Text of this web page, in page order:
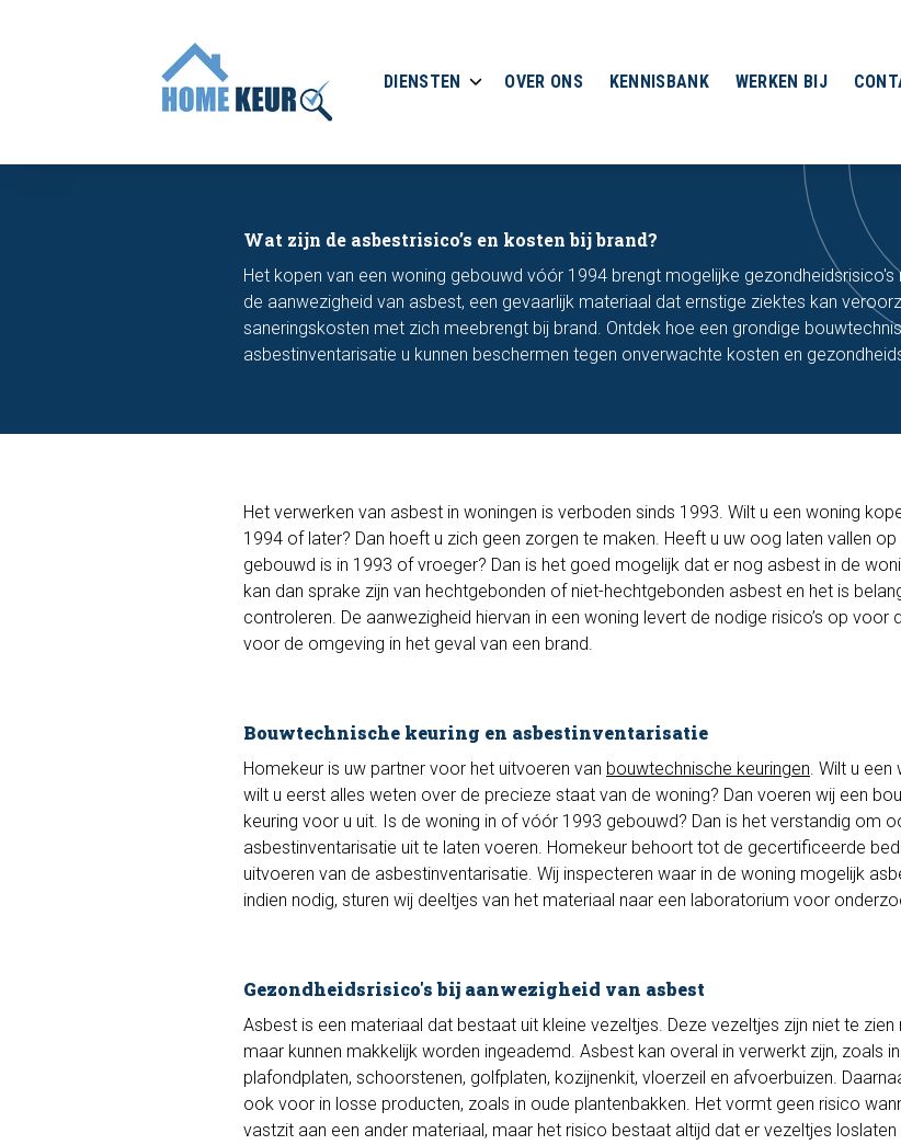
DIENSTEN OVER ONS KENNISBANK WERKEN BIJ
Wat zijn de asbestrisico’s en kosten bij brand?
Het kopen van een woning gebouwd vóór 1994 brengt mogelijke
de aanwezigheid van asbest, een gevaarlijk materiaal dat ernstige ziektes kan
saneringskosten met zich meebrengt bij brand. Ontdek hoe een grondige
asbestinventarisatie u kunnen beschermen tegen onverwachte kosten en
Het verwerken van asbest in woningen is verboden sinds 1993. Wilt u een woning
1994 of later? Dan hoeft u zich geen zorgen te maken. Heeft u uw oog laten vallen op
gebouwd is in 1993 of vroeger? Dan is het goed mogelijk dat er nog asbest in de
kan dan sprake zijn van hechtgebonden of niet-hechtgebonden asbest en het is
controleren. De aanwezigheid hiervan in een woning levert de nodige risico’s op voor
voor de omgeving in het geval van een brand.
Bouwtechnische keuring en asbestinventarisatie
Homekeur is uw partner voor het uitvoeren van bouwtechnische keuringen. Wilt u een
wilt u eerst alles weten over de precieze staat van de woning? Dan voeren wij een
keuring voor u uit. Is de woning in of vóór 1993 gebouwd? Dan is het verstandig om
asbestinventarisatie uit te laten voeren. Homekeur behoort tot de gecertificeerde
uitvoeren van de asbestinventarisatie. Wij inspecteren waar in de woning mogelijk
indien nodig, sturen wij deeltjes van het materiaal naar een laboratorium voor
Gezondheidsrisico's bij aanwezigheid van asbest
Asbest is een materiaal dat bestaat uit kleine vezeltjes. Deze vezeltjes zijn niet te
maar kunnen makkelijk worden ingeademd. Asbest kan overal in verwerkt zijn, zoals
plafondplaten, schoorstenen, golfplaten, kozijnenkit, vloerzeil en afvoerbuizen.
ook voor in losse producten, zoals in oude plantenbakken. Het vormt geen risico
vastzit aan een ander materiaal, maar het risico bestaat altijd dat er vezeltjes loslaten